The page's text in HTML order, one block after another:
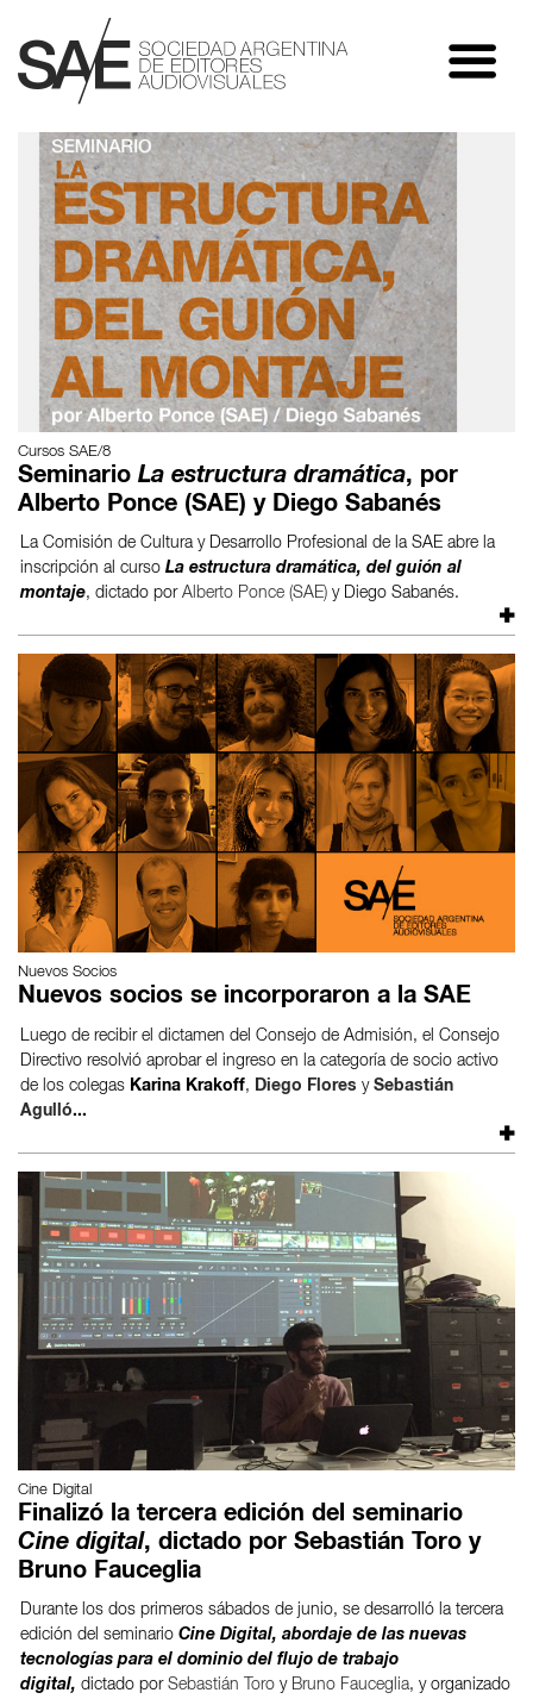
Cursos SAE/8
Seminario La estructura dramática, por
Alberto Ponce (SAE) y Diego Sabanés
La Comisión de Cultura y Desarrollo Profesional de la SAE abre la
inscripción al curso La estructura dramática, del guión al
montaje, dictado por Alberto Ponce (SAE) y Diego Sabanés.
Nuevos Socios
Nuevos socios se incorporaron a la SAE
Luego de recibir el dictamen del Consejo de Admisión, el Consejo
Directivo resolvió aprobar el ingreso en la categoría de socio activo
de los colegas Karina Krakoff, Diego Flores y Sebastián
Agulló...
Cine Digital
Finalizó la tercera edición del seminario
Cine digital, dictado por Sebastián Toro y
Bruno Fauceglia
Durante los dos primeros sábados de junio, se desarrolló la tercera
edición del seminario Cine Digital, abordaje de las nuevas
tecnologías para el dominio del flujo de trabajo
digital, dictado por Sebastián Toro y Bruno Fauceglia, y organizado